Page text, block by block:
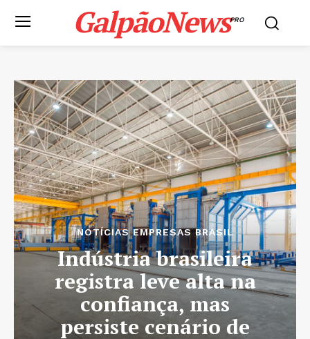
GalpãoNewsPRO
NOTÍCIAS EMPRESAS BRASIL
Indústria brasileira
registra leve alta na
confiança, mas
persiste cenário de